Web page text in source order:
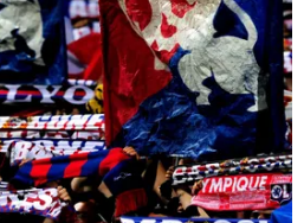
DE PRIVACIDADE
EDITORIAL AD CHOICES
Somos Fanáticos, assim como Futbol Sites, é
uma empresa pertencente à Better
Collective. Todos os direitos reservados.